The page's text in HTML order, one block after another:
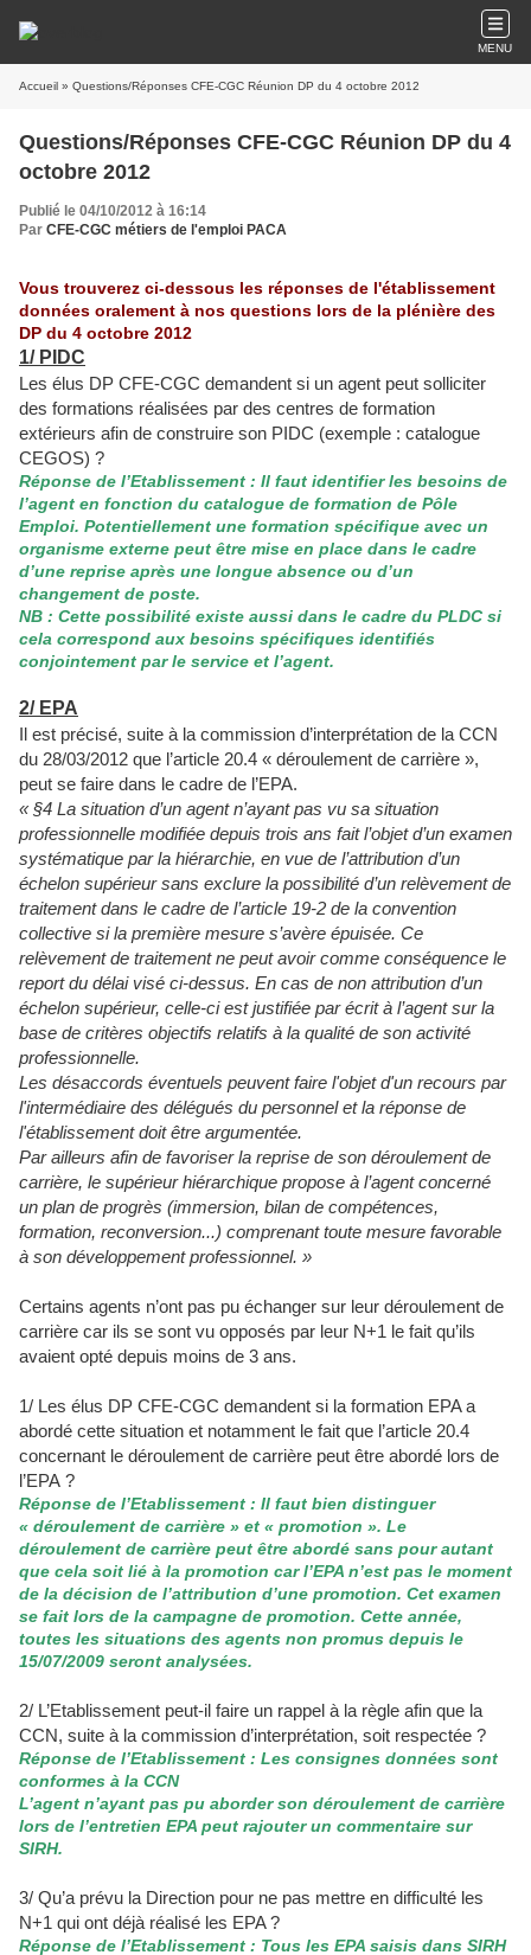
MENU
Accueil » Questions/Réponses CFE-CGC Réunion DP du 4 octobre 2012
Questions/Réponses CFE-CGC Réunion DP du 4
octobre 2012
Publié le 04/10/2012 à 16:14
Par CFE-CGC métiers de l'emploi PACA
Vous trouverez ci-dessous les réponses de l'établissement
données oralement à nos questions lors de la plénière des
DP du 4 octobre 2012
1/ PIDC
Les élus DP CFE-CGC demandent si un agent peut solliciter
des formations réalisées par des centres de formation
extérieurs afin de construire son PIDC (exemple : catalogue
CEGOS) ?
Réponse de l’Etablissement : Il faut identifier les besoins de
l’agent en fonction du catalogue de formation de Pôle
Emploi. Potentiellement une formation spécifique avec un
organisme externe peut être mise en place dans le cadre
d’une reprise après une longue absence ou d’un
changement de poste.
NB : Cette possibilité existe aussi dans le cadre du PLDC si
cela correspond aux besoins spécifiques identifiés
conjointement par le service et l’agent.
2/ EPA
Il est précisé, suite à la commission d’interprétation de la CCN
du 28/03/2012 que l’article 20.4 « déroulement de carrière »,
peut se faire dans le cadre de l’EPA.
« §4 La situation d’un agent n’ayant pas vu sa situation
professionnelle modifiée depuis trois ans fait l’objet d’un examen
systématique par la hiérarchie, en vue de l’attribution d’un
échelon supérieur sans exclure la possibilité d’un relèvement de
traitement dans le cadre de l’article 19-2 de la convention
collective si la première mesure s’avère épuisée. Ce
relèvement de traitement ne peut avoir comme conséquence le
report du délai visé ci-dessus. En cas de non attribution d’un
échelon supérieur, celle-ci est justifiée par écrit à l’agent sur la
base de critères objectifs relatifs à la qualité de son activité
professionnelle.
Les désaccords éventuels peuvent faire l'objet d'un recours par
l'intermédiaire des délégués du personnel et la réponse de
l'établissement doit être argumentée.
Par ailleurs afin de favoriser la reprise de son déroulement de
carrière, le supérieur hiérarchique propose à l’agent concerné
un plan de progrès (immersion, bilan de compétences,
formation, reconversion...) comprenant toute mesure favorable
à son développement professionnel. »
Certains agents n’ont pas pu échanger sur leur déroulement de
carrière car ils se sont vu opposés par leur N+1 le fait qu’ils
avaient opté depuis moins de 3 ans.
1/ Les élus DP CFE-CGC demandent si la formation EPA a
abordé cette situation et notamment le fait que l’article 20.4
concernant le déroulement de carrière peut être abordé lors de
l’EPA ?
Réponse de l’Etablissement : Il faut bien distinguer
« déroulement de carrière » et « promotion ». Le
déroulement de carrière peut être abordé sans pour autant
que cela soit lié à la promotion car l’EPA n’est pas le moment
de la décision de l’attribution d’une promotion. Cet examen
se fait lors de la campagne de promotion. Cette année,
toutes les situations des agents non promus depuis le
15/07/2009 seront analysées.
2/ L’Etablissement peut-il faire un rappel à la règle afin que la
CCN, suite à la commission d’interprétation, soit respectée ?
Réponse de l’Etablissement : Les consignes données sont
conformes à la CCN
L’agent n’ayant pas pu aborder son déroulement de carrière
lors de l’entretien EPA peut rajouter un commentaire sur
SIRH.
3/ Qu’a prévu la Direction pour ne pas mettre en difficulté les
N+1 qui ont déjà réalisé les EPA ?
Réponse de l’Etablissement : Tous les EPA saisis dans SIRH